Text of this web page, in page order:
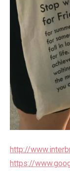
http://
https://